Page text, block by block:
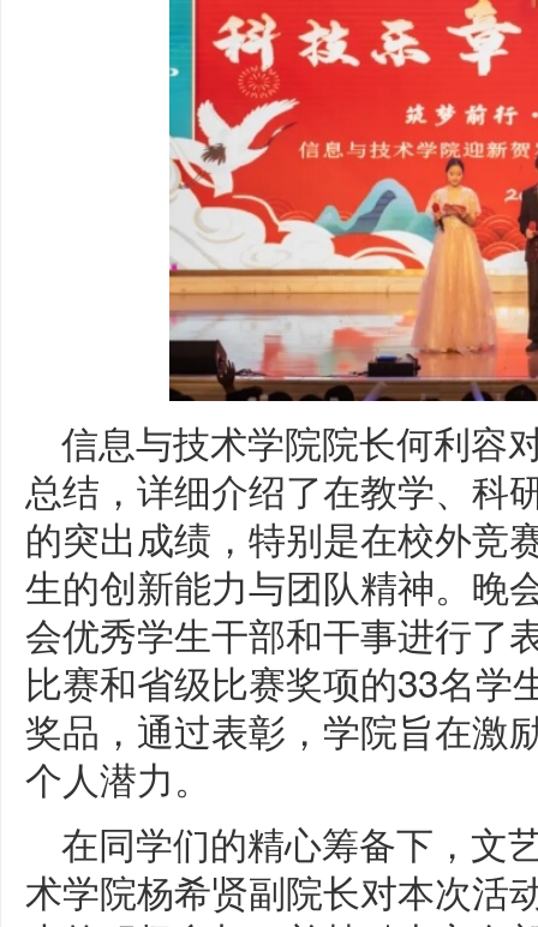
信息与技术学院院长何利容
总结，详细介绍了在教学、科
的突出成绩，特别是在校外竞
生的创新能力与团队精神。晚
会优秀学生干部和干事进行了
比赛和省级比赛奖项的33名学
奖品，通过表彰，学院旨在激
个人潜力。
在同学们的精心筹备下，文
术学院杨希贤副院长对本次活